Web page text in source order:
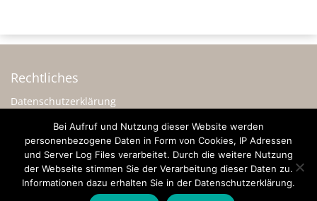
Rechtliches
Datenschutzerklärung
Impressum
Sonstiges
Werbung
Bei Aufruf und Nutzung dieser Website werden
personenbezogene Daten in Form von Cookies, IP Adressen
und Server Log Files verarbeitet. Durch die weitere Nutzung
der Webseite stimmen Sie der Verarbeitung dieser Daten zu.
Informationen dazu erhalten Sie in der Datenschutzerklärung.